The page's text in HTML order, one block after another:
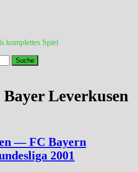
komplettes Spiel
Bayer Leverkusen
— FC Bayern
2001